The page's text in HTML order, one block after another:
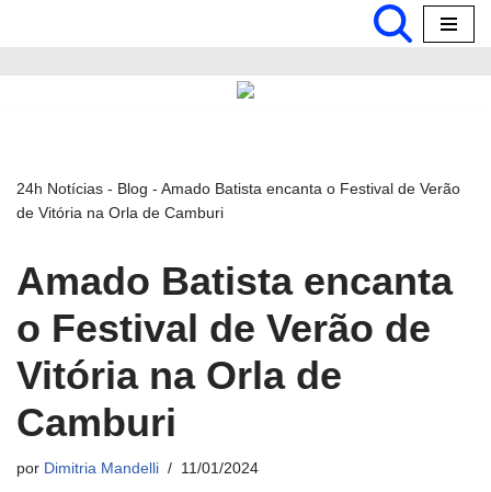
24h Notícias - Blog - Amado Batista encanta o Festival de Verão
de Vitória na Orla de Camburi
Amado Batista encanta
o Festival de Verão de
Vitória na Orla de
Camburi
por Dimitria Mandelli 11/01/2024